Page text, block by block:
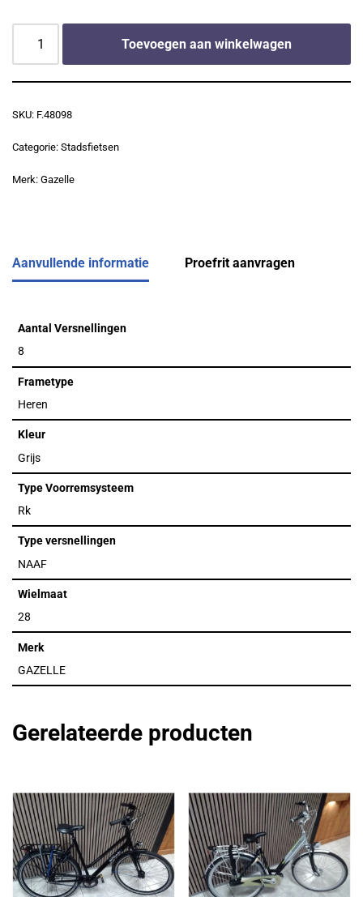
Toevoegen aan winkelwagen
SKU: F.48098
Categorie: Stadsfietsen
Merk: Gazelle
Aanvullende informatie Proefrit aanvragen
Aantal Versnellingen
8
Frametype
Heren
Kleur
Grijs
Type Voorremsysteem
Rk
Type versnellingen
NAAF
Wielmaat
28
Merk
GAZELLE
Gerelateerde producten